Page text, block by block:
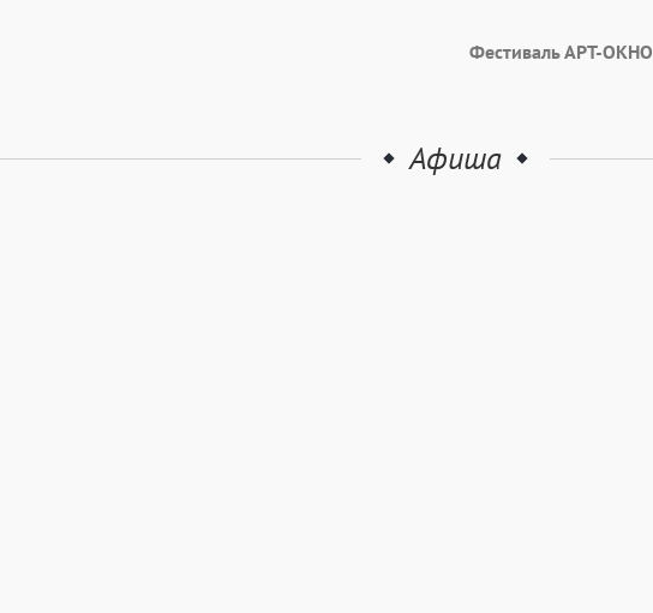
Фестиваль АРТ-ОКНО
Афиша